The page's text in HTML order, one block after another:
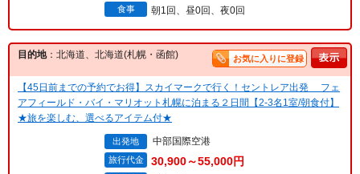
食事 朝1回、昼0回、夜0回
目的地：北海道、北海道(札幌・函館) お気に入りに登録
【45日前までの予約でお得】スカイマークで行く！セントレア出発 フェ
アフィールド・バイ・マリオット札幌に泊まる２日間【2-3名1室/朝食付】
★旅を楽しむ、選べるアイテム付★
出発地 中部国際空港
旅行代金 30,900～55,000円